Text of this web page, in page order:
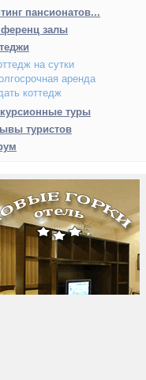
пансионатов...
залы
на сутки
аренда
коттедж
туры
туристов